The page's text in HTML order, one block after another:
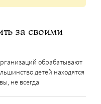
за своими
обрабатывают
детей находятся
не всегда